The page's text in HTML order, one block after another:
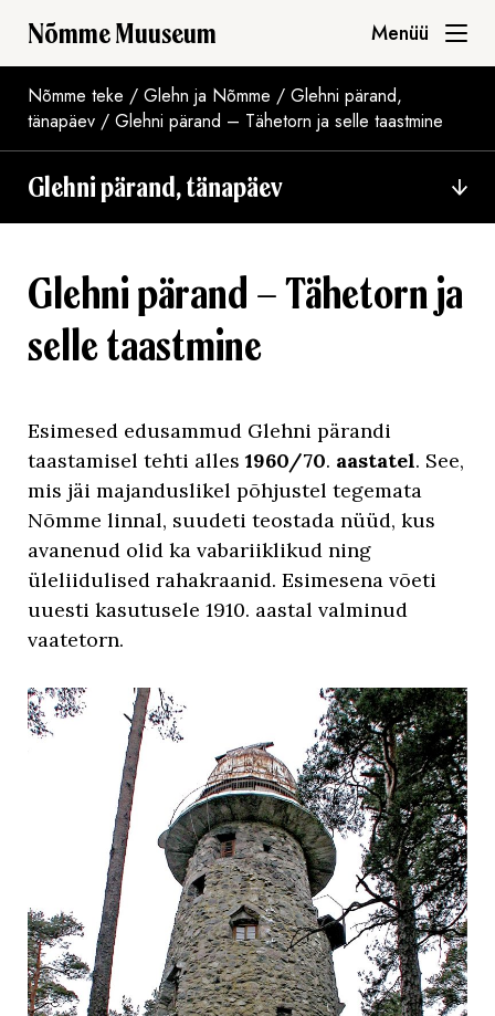
Nõmme Muuseum Menüü
Nõmme teke / Glehn ja Nõmme / Glehni pärand,
tänapäev / Glehni pärand – Tähetorn ja selle taastmine
Glehni pärand, tänapäev
Glehni pärand – Tähetorn ja
selle taastmine
Esimesed edusammud Glehni pärandi
taastamisel tehti alles 1960/70. aastatel. See,
mis jäi majanduslikel põhjustel tegemata
Nõmme linnal, suudeti teostada nüüd, kus
avanenud olid ka vabariiklikud ning
üleliidulised rahakraanid. Esimesena võeti
uuesti kasutusele 1910. aastal valminud
vaatetorn.